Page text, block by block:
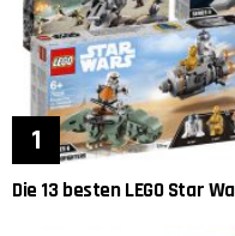
Die 13 besten LEGO Star